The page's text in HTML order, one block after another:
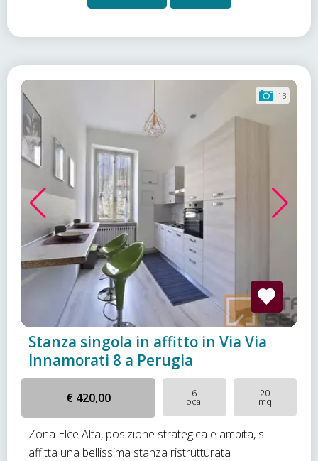
13
Stanza singola in affitto in Via Via
Innamorati 8 a Perugia
€ 420,00 6
locali
20
mq
Zona Elce Alta, posizione strategica e ambita, si
affitta una bellissima stanza ristrutturata